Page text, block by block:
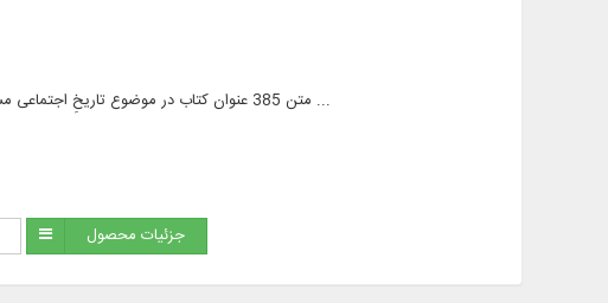
متن 385 عنوان کتاب در موضوع تاریخِ اجتماعی مسلمانان به زبان عربی و فارسی در زمینه: ادبیات، کشکول، امالی، آداب و رسوم، آیین حکمرانی و ...
جزئیات محصول